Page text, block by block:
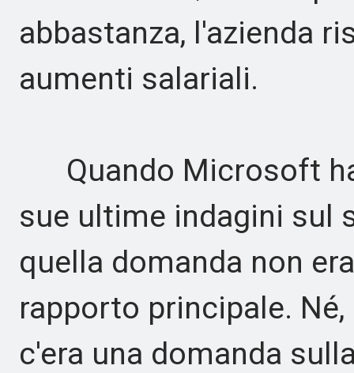
abbastanza, l'azienda
aumenti salariali.
Quando Microsoft
sue ultime indagini sul
quella domanda non
rapporto principale.
c'era una domanda